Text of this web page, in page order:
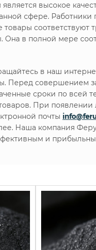
высокое
сфере.
в полной мере
в наш
совершением
сроки по всей
При
почты
Наша компания
и